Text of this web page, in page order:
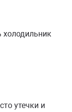
холодильник
утечки и